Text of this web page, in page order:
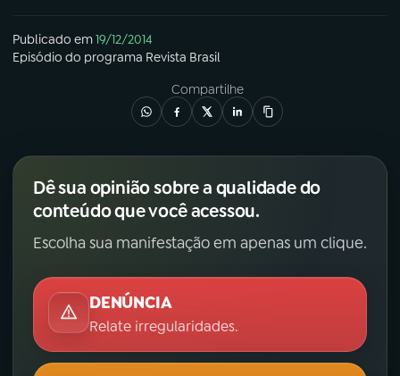
Publicado em19/12/2014
Episódio do programa Revista Brasil
Compartilhe
Dê sua opinião sobre a qualidade do
conteúdo que você acessou.
Escolha sua manifestação em apenas um clique.
DENÚNCIA
Relate irregularidades.